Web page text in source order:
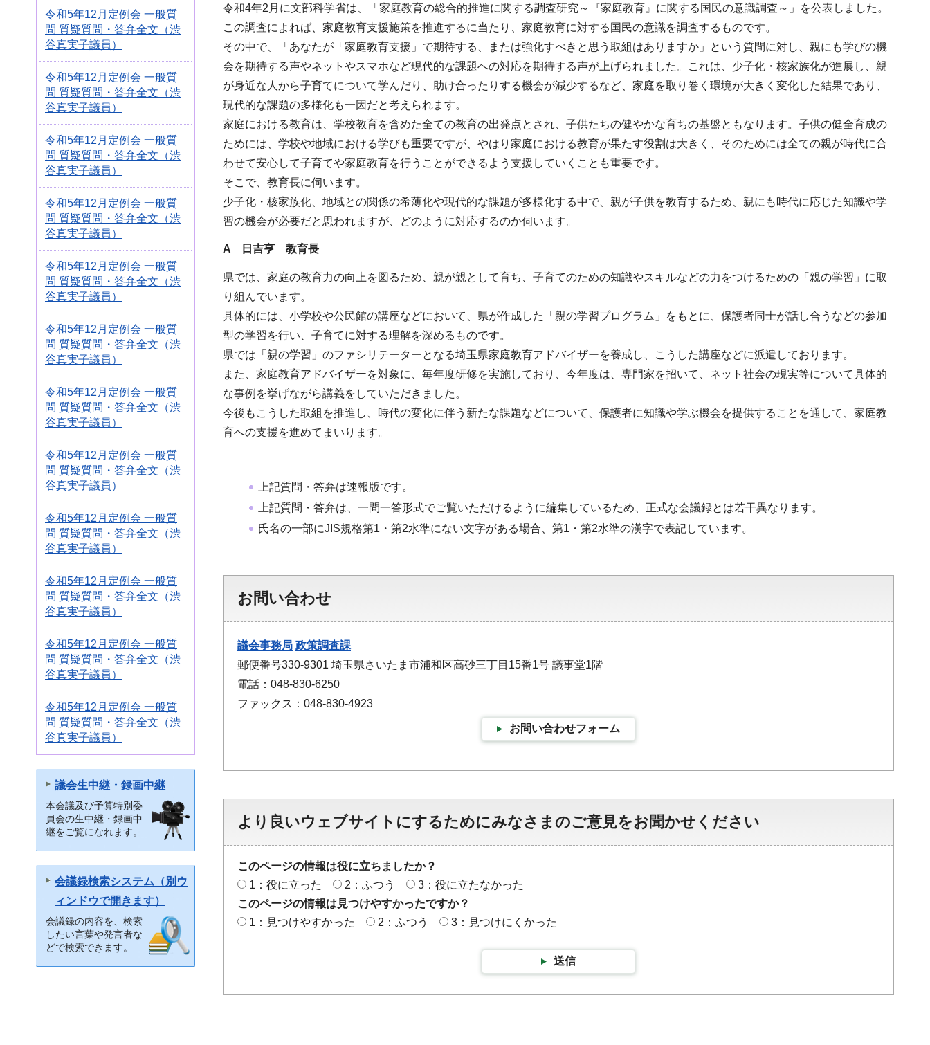
令和5年12月定例会 一般質
問 質疑質問・答弁全文（渋
谷真実子議員）
令和5年12月定例会 一般質
問 質疑質問・答弁全文（渋
谷真実子議員）
令和5年12月定例会 一般質
問 質疑質問・答弁全文（渋
谷真実子議員）
令和5年12月定例会 一般質
問 質疑質問・答弁全文（渋
谷真実子議員）
令和5年12月定例会 一般質
問 質疑質問・答弁全文（渋
谷真実子議員）
令和5年12月定例会 一般質
問 質疑質問・答弁全文（渋
谷真実子議員）
令和5年12月定例会 一般質
問 質疑質問・答弁全文（渋
谷真実子議員）
令和5年12月定例会 一般質
問 質疑質問・答弁全文（渋
谷真実子議員）
令和5年12月定例会 一般質
問 質疑質問・答弁全文（渋
谷真実子議員）
令和5年12月定例会 一般質
問 質疑質問・答弁全文（渋
谷真実子議員）
令和5年12月定例会 一般質
問 質疑質問・答弁全文（渋
谷真実子議員）
令和5年12月定例会 一般質
問 質疑質問・答弁全文（渋
谷真実子議員）
議会生中継・録画中継
本会議及び予算特別委
員会の生中継・録画中
継をご覧になれます。
会議録検索システム（別ウ
ィンドウで開きます）
会議録の内容を、検索
したい言葉や発言者な
どで検索できます。
令和4年2月に文部科学省は、「家庭教育の総合的推進に関する調査研究～『家庭教育』に関する国民の意識調査～」を公表しました。
この調査によれば、家庭教育支援施策を推進するに当たり、家庭教育に対する国民の意識を調査するものです。
その中で、「あなたが「家庭教育支援」で期待する、または強化すべきと思う取組はありますか」という質問に対し、親にも学びの機
会を期待する声やネットやスマホなど現代的な課題への対応を期待する声が上げられました。これは、少子化・核家族化が進展し、親
が身近な人から子育てについて学んだり、助け合ったりする機会が減少するなど、家庭を取り巻く環境が大きく変化した結果であり、
現代的な課題の多様化も一因だと考えられます。
家庭における教育は、学校教育を含めた全ての教育の出発点とされ、子供たちの健やかな育ちの基盤ともなります。子供の健全育成の
ためには、学校や地域における学びも重要ですが、やはり家庭における教育が果たす役割は大きく、そのためには全ての親が時代に合
わせて安心して子育てや家庭教育を行うことができるよう支援していくことも重要です。
そこで、教育長に伺います。
少子化・核家族化、地域との関係の希薄化や現代的な課題が多様化する中で、親が子供を教育するため、親にも時代に応じた知識や学
習の機会が必要だと思われますが、どのように対応するのか伺います。
A 日吉亨 教育長
県では、家庭の教育力の向上を図るため、親が親として育ち、子育てのための知識やスキルなどの力をつけるための「親の学習」に取
り組んでいます。
具体的には、小学校や公民館の講座などにおいて、県が作成した「親の学習プログラム」をもとに、保護者同士が話し合うなどの参加
型の学習を行い、子育てに対する理解を深めるものです。
県では「親の学習」のファシリテーターとなる埼玉県家庭教育アドバイザーを養成し、こうした講座などに派遣しております。
また、家庭教育アドバイザーを対象に、毎年度研修を実施しており、今年度は、専門家を招いて、ネット社会の現実等について具体的
な事例を挙げながら講義をしていただきました。
今後もこうした取組を推進し、時代の変化に伴う新たな課題などについて、保護者に知識や学ぶ機会を提供することを通して、家庭教
育への支援を進めてまいります。
上記質問・答弁は速報版です。
上記質問・答弁は、一問一答形式でご覧いただけるように編集しているため、正式な会議録とは若干異なります。
氏名の一部にJIS規格第1・第2水準にない文字がある場合、第1・第2水準の漢字で表記しています。
お問い合わせ
議会事務局 政策調査課
郵便番号330-9301 埼玉県さいたま市浦和区高砂三丁目15番1号 議事堂1階
電話：048-830-6250
ファックス：048-830-4923
お問い合わせフォーム
より良いウェブサイトにするためにみなさまのご意見をお聞かせください
このページの情報は役に立ちましたか？
1：役に立った
2：ふつう
3：役に立たなかった
このページの情報は見つけやすかったですか？
1：見つけやすかった
2：ふつう 3：見つけにくかった
送信